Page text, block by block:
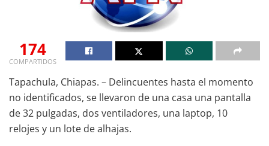
174
COMPARTIDOS
Tapachula, Chiapas. – Delincuentes hasta el momento
no identificados, se llevaron de una casa una pantalla
de 32 pulgadas, dos ventiladores, una laptop, 10
relojes y un lote de alhajas.